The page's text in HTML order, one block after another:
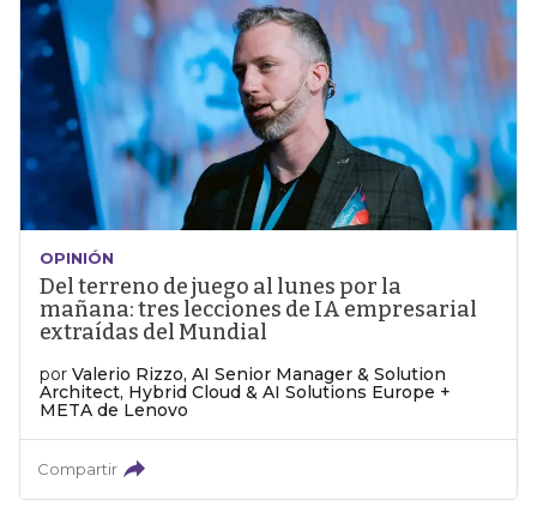
OPINIÓN
Del terreno de juego al lunes por la
mañana: tres lecciones de IA empresarial
extraídas del Mundial
por Valerio Rizzo, AI Senior Manager & Solution
Architect, Hybrid Cloud & AI Solutions Europe +
META de Lenovo
Compartir